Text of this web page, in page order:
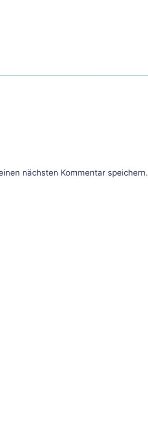
nächsten Kommentar speichern.